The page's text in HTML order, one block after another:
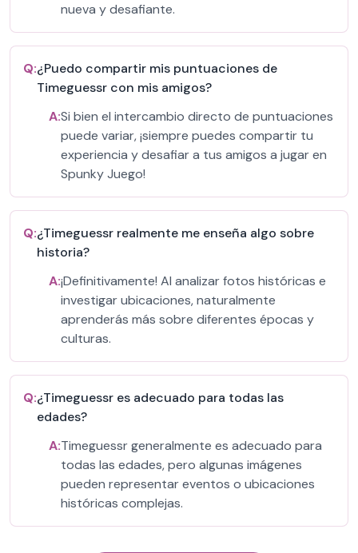
nueva y desafiante.
Q:¿Puedo compartir mis puntuaciones de
Timeguessr con mis amigos?
A:Si bien el intercambio directo de puntuaciones
puede variar, ¡siempre puedes compartir tu
experiencia y desafiar a tus amigos a jugar en
Spunky Juego!
Q:¿Timeguessr realmente me enseña algo sobre
historia?
A:¡Definitivamente! Al analizar fotos históricas e
investigar ubicaciones, naturalmente
aprenderás más sobre diferentes épocas y
culturas.
Q:¿Timeguessr es adecuado para todas las
edades?
A:Timeguessr generalmente es adecuado para
todas las edades, pero algunas imágenes
pueden representar eventos o ubicaciones
históricas complejas.